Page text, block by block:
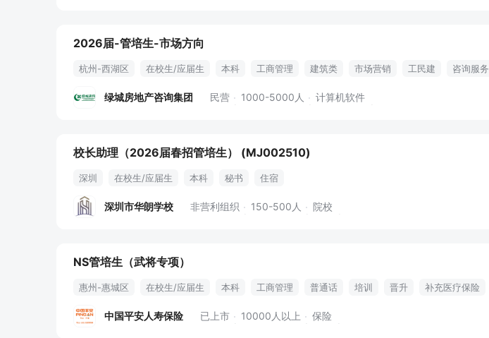
2026届-管培生-市场方向
杭州-西湖区 在校生/应届生 本科 工商管理 建筑类 市场营销 工民建
咨询服务
绿城房地产咨询集团 民营 1000-5000人 计算机软件
校长助理（2026届春招管培生） (MJ002510)
深圳 在校生/应届生 本科 秘书 住宿
深圳市华朗学校 非营利组织 150-500人 院校
NS管培生（武将专项）
惠州-惠城区 在校生/应届生 本科 工商管理 普通话 培训 晋升
补充医疗保险
员工旅游
中国平安人寿保险 已上市 10000人以上 保险